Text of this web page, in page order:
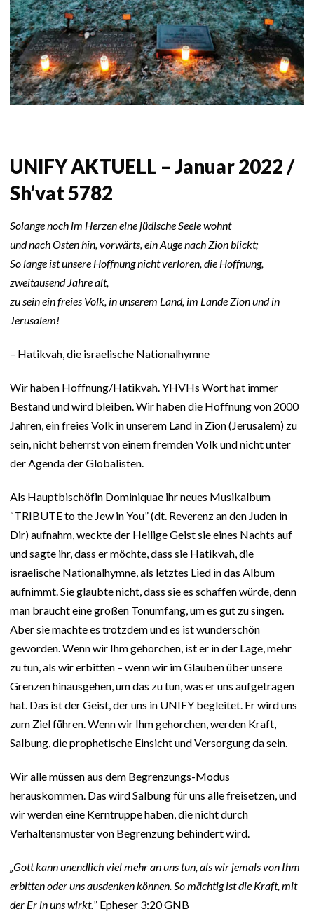
UNIFY AKTUELL – Januar 2022 /
Sh’vat 5782
Solange noch im Herzen eine jüdische Seele wohnt
und nach Osten hin, vorwärts, ein Auge nach Zion blickt;
So lange ist unsere Hoffnung nicht verloren, die Hoffnung,
zweitausend Jahre alt,
zu sein ein freies Volk, in unserem Land, im Lande Zion und in
Jerusalem!
– Hatikvah, die israelische Nationalhymne
Wir haben Hoffnung/Hatikvah. YHVHs Wort hat immer
Bestand und wird bleiben. Wir haben die Hoffnung von 2000
Jahren, ein freies Volk in unserem Land in Zion (Jerusalem) zu
sein, nicht beherrst von einem fremden Volk und nicht unter
der Agenda der Globalisten.
Als Hauptbischöfin Dominiquae ihr neues Musikalbum
“TRIBUTE to the Jew in You” (dt. Reverenz an den Juden in
Dir) aufnahm, weckte der Heilige Geist sie eines Nachts auf
und sagte ihr, dass er möchte, dass sie Hatikvah, die
israelische Nationalhymne, als letztes Lied in das Album
aufnimmt. Sie glaubte nicht, dass sie es schaffen würde, denn
man braucht eine großen Tonumfang, um es gut zu singen.
Aber sie machte es trotzdem und es ist wunderschön
geworden. Wenn wir Ihm gehorchen, ist er in der Lage, mehr
zu tun, als wir erbitten – wenn wir im Glauben über unsere
Grenzen hinausgehen, um das zu tun, was er uns aufgetragen
hat. Das ist der Geist, der uns in UNIFY begleitet. Er wird uns
zum Ziel führen. Wenn wir Ihm gehorchen, werden Kraft,
Salbung, die prophetische Einsicht und Versorgung da sein.
Wir alle müssen aus dem Begrenzungs-Modus
herauskommen. Das wird Salbung für uns alle freisetzen, und
wir werden eine Kerntruppe haben, die nicht durch
Verhaltensmuster von Begrenzung behindert wird.
„Gott kann unendlich viel mehr an uns tun, als wir jemals von Ihm
erbitten oder uns ausdenken können. So mächtig ist die Kraft, mit
der Er in uns wirkt.” Epheser 3:20 GNB